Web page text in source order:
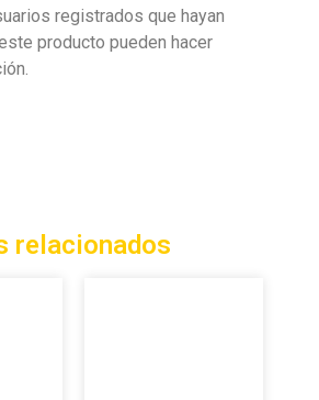
registrados que hayan
producto pueden hacer
relacionados